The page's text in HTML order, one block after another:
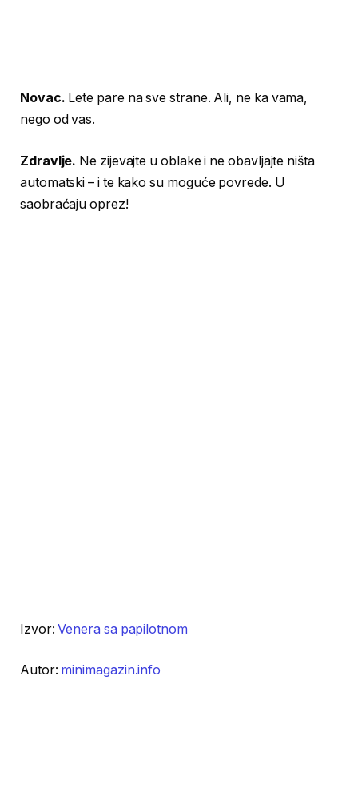
Novac. Lete pare na sve strane. Ali, ne ka vama,
nego od vas.
Zdravlje. Ne zijevajte u oblake i ne obavljajte ništa
automatski – i te kako su moguće povrede. U
saobraćaju oprez!
Izvor:Venera sa papilotnom
Autor: minimagazin.info